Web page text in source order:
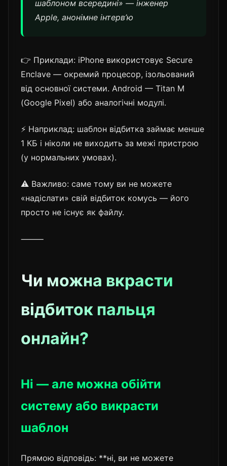
шаблоном всередині» — інженер
Apple, анонімне інтерв’ю
👉 Приклади: iPhone використовує Secure
Enclave — окремий процесор, ізольований
від основної системи. Android — Titan M
(Google Pixel) або аналогічні модулі.
⚡ Наприклад: шаблон відбитка займає менше
1 КБ і ніколи не виходить за межі пристрою
(у нормальних умовах).
⚠️ Важливо: саме тому ви не можете
«надіслати» свій відбиток комусь — його
просто не існує як файлу.
⸻
Чи можна вкрасти
відбиток пальця
онлайн?
Ні — але можна обійти
систему або викрасти
шаблон
Прямою відповідь: **ні, ви не можете